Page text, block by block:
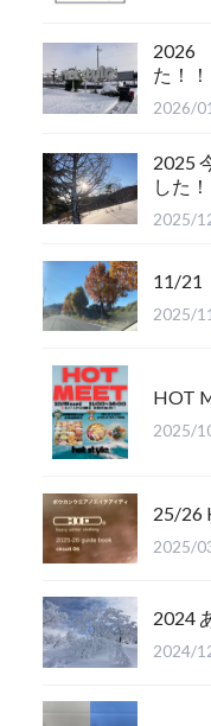
2026
た！！
2026/
2025
した！
2025/
11/21
2025/
HOT
2025/
2025/
2024
2024/